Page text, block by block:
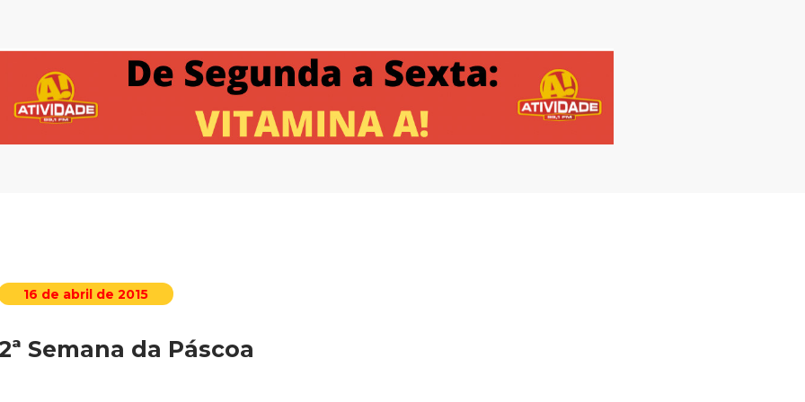
16 de abril de 2015
Semana da Páscoa